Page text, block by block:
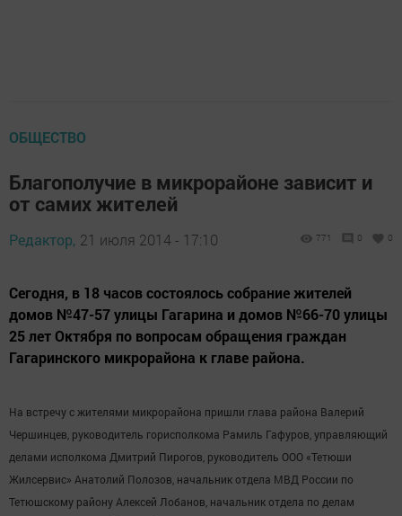
ОБЩЕСТВО
Благополучие в микрорайоне зависит и
от самих жителей
Редактор, 21 июля 2014 - 17:10 771 0 0
Сегодня, в 18 часов состоялось собрание жителей
домов №47-57 улицы Гагарина и домов №66-70 улицы
25 лет Октября по вопросам обращения граждан
Гагаринского микрорайона к главе района.
На встречу с жителями микрорайона пришли глава района Валерий
Чершинцев, руководитель горисполкома Рамиль Гафуров, управляющий
делами исполкома Дмитрий Пирогов, руководитель ООО «Тетюши
Жилсервис» Анатолий Полозов, начальник отдела МВД России по
Тетюшскому району Алексей Лобанов, начальник отдела по делам